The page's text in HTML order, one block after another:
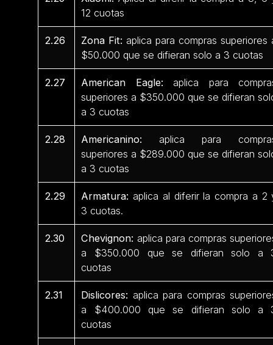
12 cuotas
2.26 Zona Fit: aplica para compras superiores
$50.000 que se difieran solo a 3 cuotas
2.27 American Eagle: aplica para
superiores a $350.000 que se difieran
a 3 cuotas
2.28 Americanino: aplica para
superiores a $289.000 que se difieran
a 3 cuotas
2.29 Armatura: aplica al diferir la compra a 2
3 cuotas.
2.30 Chevignon: aplica para compras
a $350.000 que se difieran solo a
cuotas
2.31 Dislicores: aplica para compras
a $400.000 que se difieran solo a
cuotas